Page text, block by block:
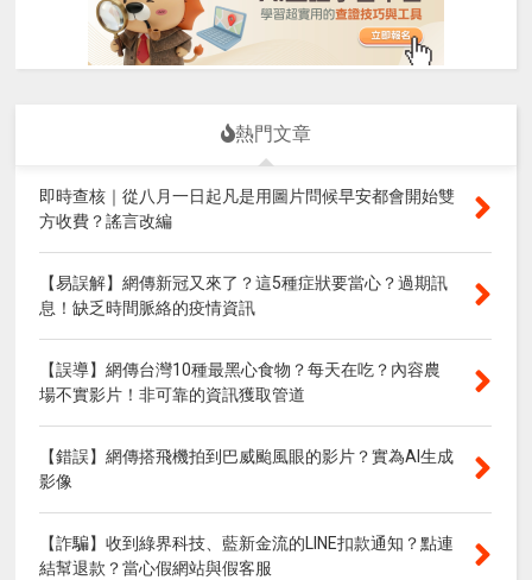
熱門文章
即時查核｜從八月一日起凡是用圖片問候早安都會開始雙
方收費？謠言改編
【易誤解】網傳新冠又來了？這5種症狀要當心？過期訊
息！缺乏時間脈絡的疫情資訊
【誤導】網傳台灣10種最黑心食物？每天在吃？內容農
場不實影片！非可靠的資訊獲取管道
【錯誤】網傳搭飛機拍到巴威颱風眼的影片？實為AI生成
影像
【詐騙】收到綠界科技、藍新金流的LINE扣款通知？點連
結幫退款？當心假網站與假客服